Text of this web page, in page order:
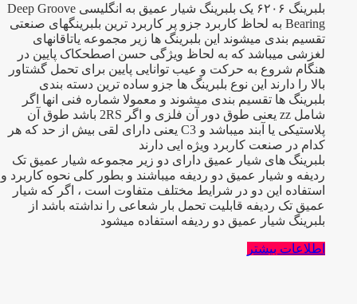
بلبرینگ ۶۲۰۶ یک بلبرینگ شیار عمیق به انگلیسی Deep Groove
Bearing به لحاظ کاربرد جزو پر کاربرد ترین بلبرینگهای صنعتی
تقسیم بندی میشوند این بلبرینگ ها زیر مجموعه یاتاقانهای
لغزشی میباشد که به لحاظ ویژگی حسن اصطحکاک پایین در
هنگام شروع به حرکت و عیب توانایی پایین برای تحمل گشتاور
بالا را دارند این نوع بلبرینگ ها جزو ساده ترین دسته بندی
بلبرینگ ها تقسیم بندی میشوند و معمولا شماره فنی انها اگر
شامل zz یعنی طوق دور آن فلزی و اگر 2RS باشد طوق آن
پلاستیکی یا آبند میباشد و C3 یعنی دارای لقی بیش از حد که هر
کدام در صنعت کاربرد ویژه ایی دارند
بلبرینگ های شیار عمیق دارای دو زیر مجموعه شیار عمیق تک
ردیفه و شیار عمیق دو ردیفه میباشند و بطور کلی نحوه کاربرد و
استفاده این دو در شرایط مختلف متفاوت است ، اگر که شیار
عمیق تک ردیفه قابلیت تحمل بار شعاعی را نداشته باشد از
بلبرینگ شیار عمیق دو ردیفه استفاده میشود
اطلاعات بیشتر